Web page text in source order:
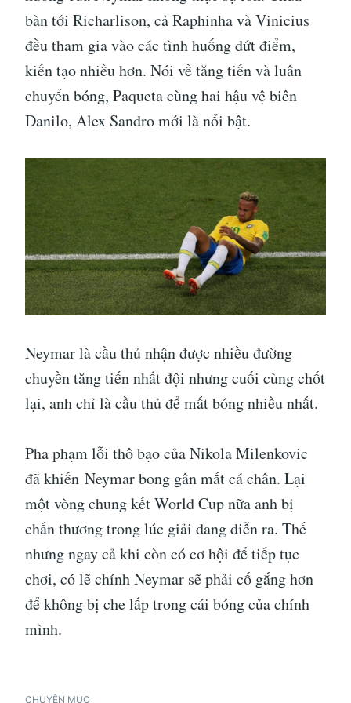
bàn tới Richarlison, cả Raphinha và Vinicius
đều tham gia vào các tình huống dứt điểm,
kiến tạo nhiều hơn. Nói về tăng tiến và luân
chuyển bóng, Paqueta cùng hai hậu vệ biên
Danilo, Alex Sandro mới là nổi bật.
Neymar là cầu thủ nhận được nhiều đường
chuyền tăng tiến nhất đội nhưng cuối cùng chốt
lại, anh chỉ là cầu thủ để mất bóng nhiều nhất.
Pha phạm lỗi thô bạo của Nikola Milenkovic
đã khiến Neymar bong gân mắt cá chân. Lại
một vòng chung kết World Cup nữa anh bị
chấn thương trong lúc giải đang diễn ra. Thế
nhưng ngay cả khi còn có cơ hội để tiếp tục
chơi, có lẽ chính Neymar sẽ phải cố gắng hơn
để không bị che lấp trong cái bóng của chính
mình.
CHUYÊN MỤC